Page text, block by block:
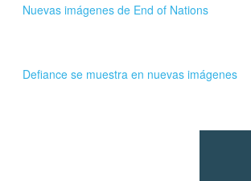
Nuevas imágenes de End of Nations
Defiance se muestra en nuevas imágenes